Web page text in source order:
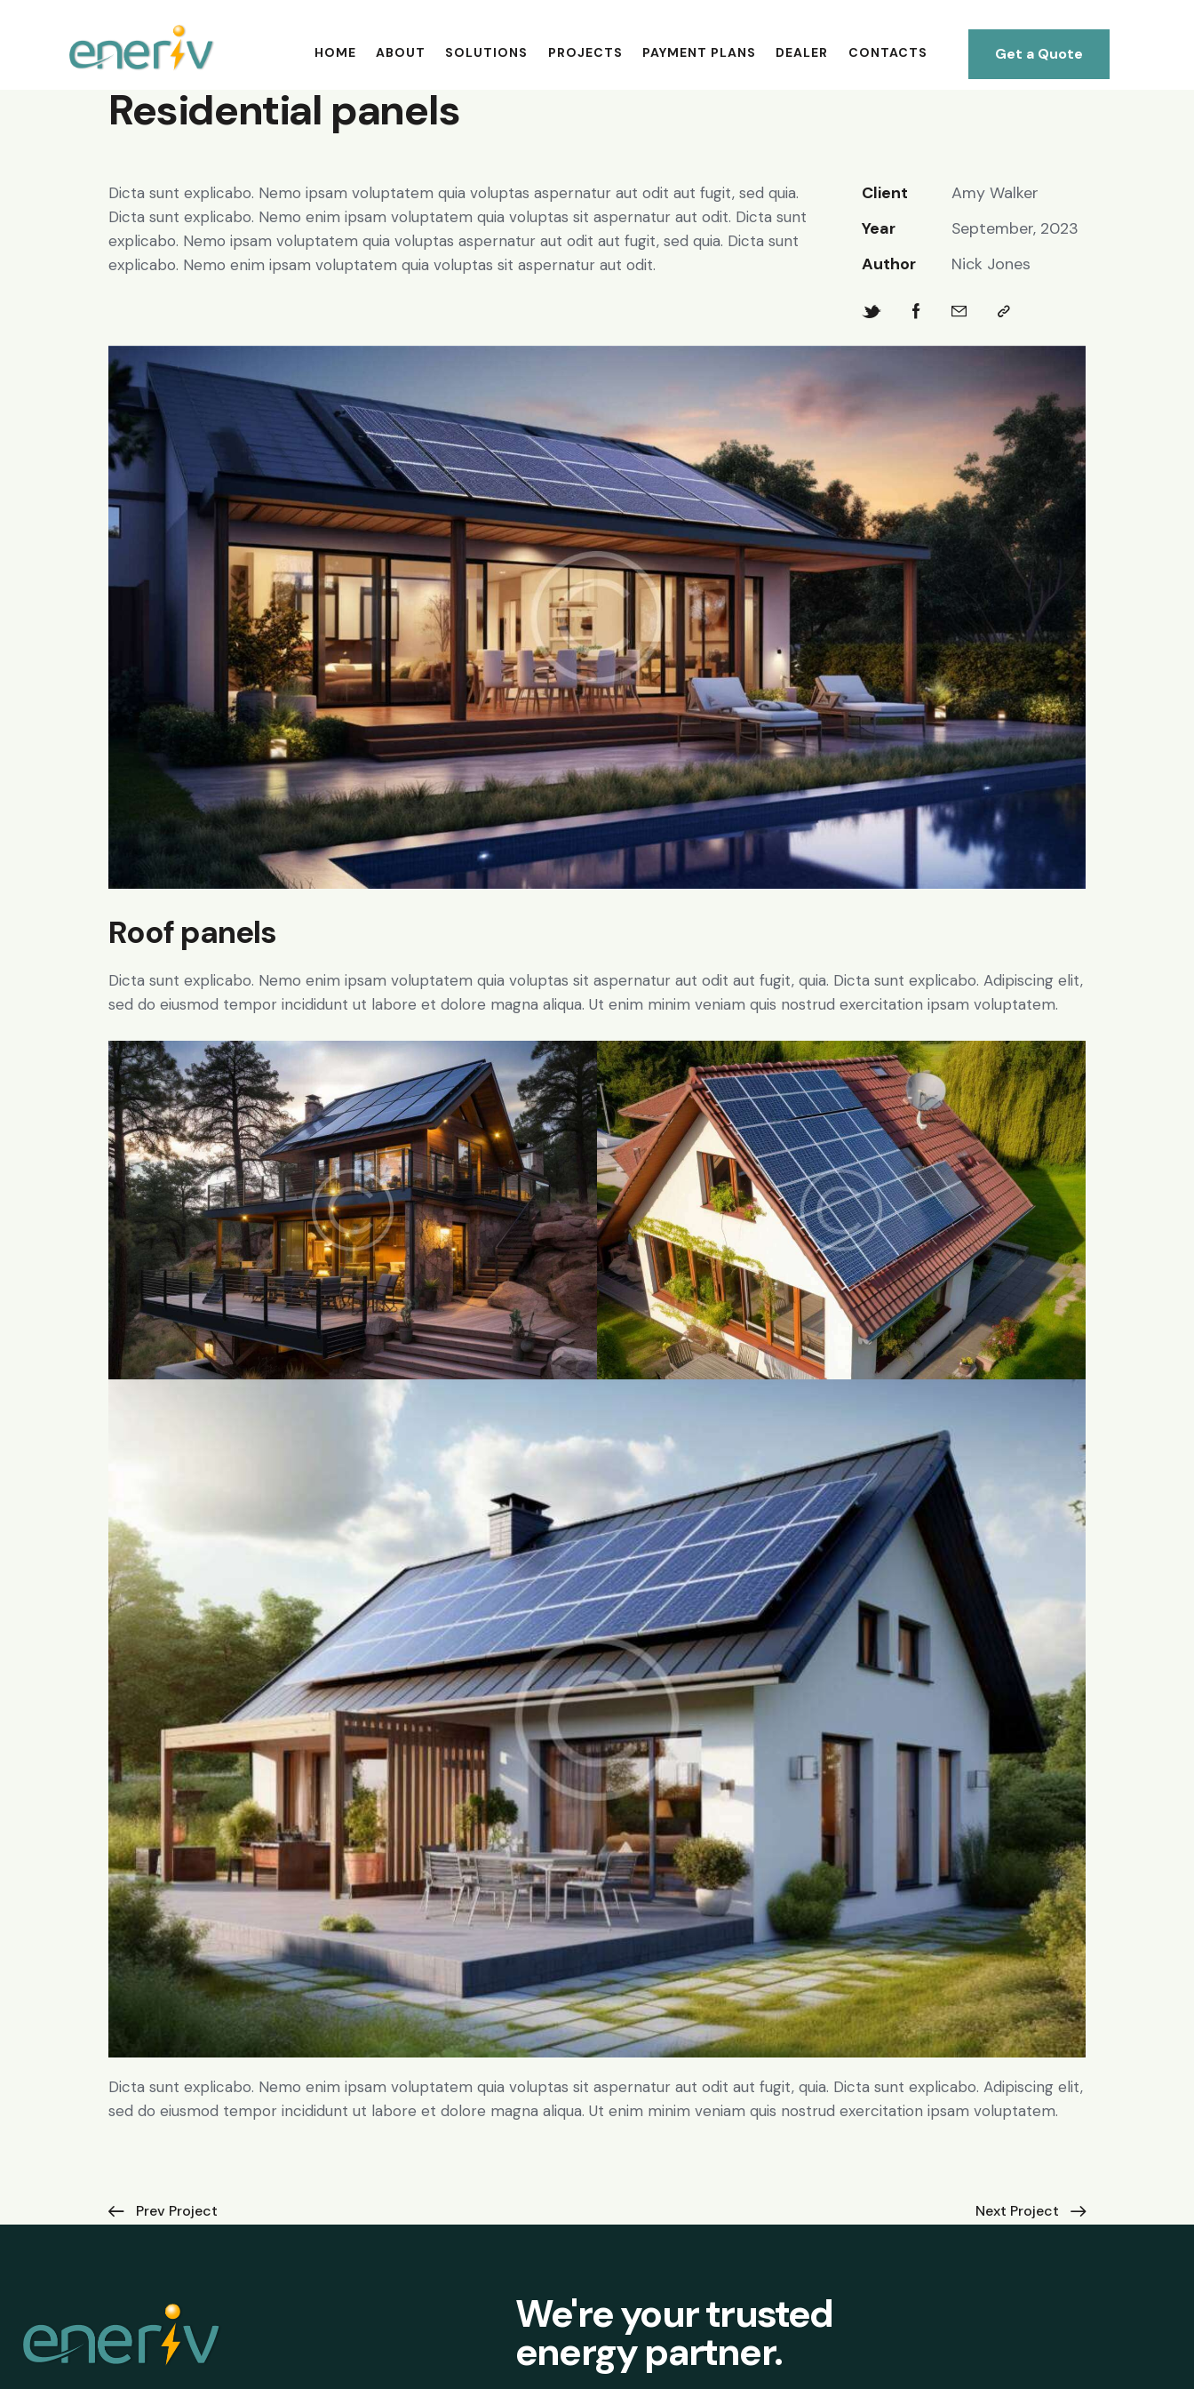
HOME ABOUT SOLUTIONS PROJECTS PAYMENT PLANS DEALER CONTACTS Get a Quote
Residential panels
Dicta sunt explicabo. Nemo ipsam voluptatem quia voluptas aspernatur aut odit aut fugit, sed quia.
Dicta sunt explicabo. Nemo enim ipsam voluptatem quia voluptas sit aspernatur aut odit. Dicta sunt
explicabo. Nemo ipsam voluptatem quia voluptas aspernatur aut odit aut fugit, sed quia. Dicta sunt
explicabo. Nemo enim ipsam voluptatem quia voluptas sit aspernatur aut odit.
Client
Amy Walker
Year
September, 2023
Author
Nick Jones
Roof panels
Dicta sunt explicabo. Nemo enim ipsam voluptatem quia voluptas sit aspernatur aut odit aut fugit, quia. Dicta sunt explicabo. Adipiscing elit,
sed do eiusmod tempor incididunt ut labore et dolore magna aliqua. Ut enim minim veniam quis nostrud exercitation ipsam voluptatem.
Dicta sunt explicabo. Nemo enim ipsam voluptatem quia voluptas sit aspernatur aut odit aut fugit, quia. Dicta sunt explicabo. Adipiscing elit,
sed do eiusmod tempor incididunt ut labore et dolore magna aliqua. Ut enim minim veniam quis nostrud exercitation ipsam voluptatem.
Prev Project Next Project
We're your trusted
energy partner.